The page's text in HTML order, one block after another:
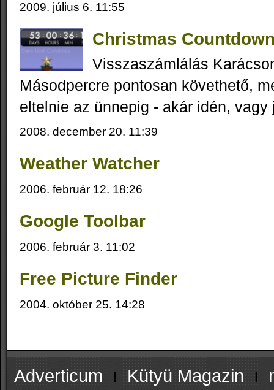
2009. július 6. 11:55
Christmas
Visszaszámlálás
Másodpercre pontosan követhető,
eltelnie az ünnepig - akár idén, vagy
2008. december 20. 11:39
Weather Watcher
2006. február 12. 18:26
Google Toolbar
2006. február 3. 11:02
Free Picture Finder
2004. október 25. 14:28
Adverticum ı Kütyü Magazinı